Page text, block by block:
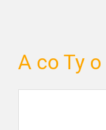
A co Ty